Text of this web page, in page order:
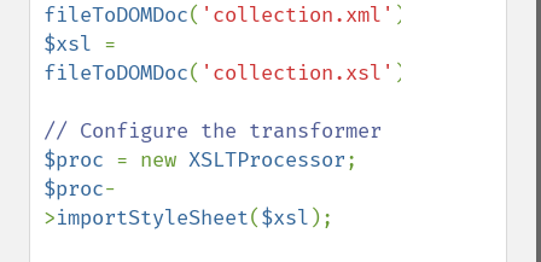
fileToDOMDoc( 'collection.xml'
$xsl
fileToDOMDoc( 'collection.xsl' );
$proc = new XSLTProcessor
$proc-
>importStyleSheet($xsl );